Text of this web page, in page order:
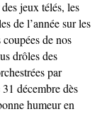
jeux télés, les
de l’année sur les
de nos
drôles des
par
décembre dès
humeur en